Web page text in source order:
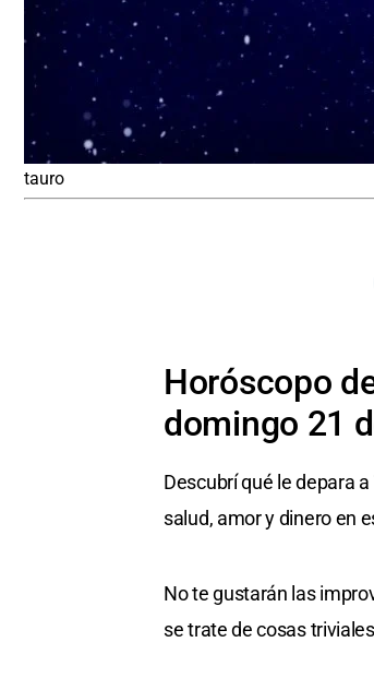
tauro
Horóscopo
domingo 21
Descubrí qué le depara a
salud, amor y dinero en
No te gustarán las
se trate de cosas